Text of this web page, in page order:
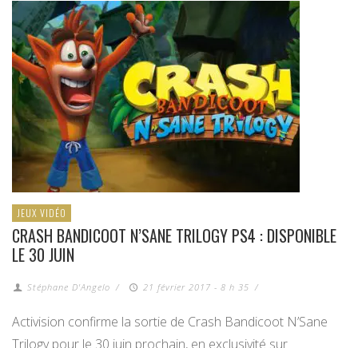
JEUX VIDÉO
CRASH BANDICOOT N’SANE TRILOGY PS4 : DISPONIBLE
LE 30 JUIN
Stéphane D'Angelo / 21 février 2017 - 8 h 35 /
Activision confirme la sortie de Crash Bandicoot N’Sane
Trilogy pour le 30 juin prochain, en exclusivité sur